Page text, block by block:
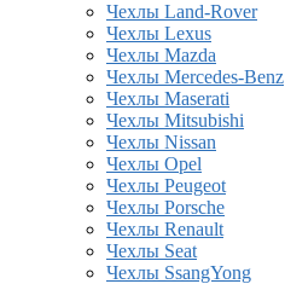
Чехлы Land-Rover
Чехлы Lexus
Чехлы Mazda
Чехлы Mercedes-Benz
Чехлы Maserati
Чехлы Mitsubishi
Чехлы Nissan
Чехлы Opel
Чехлы Peugeot
Чехлы Porsche
Чехлы Renault
Чехлы Seat
Чехлы SsangYong